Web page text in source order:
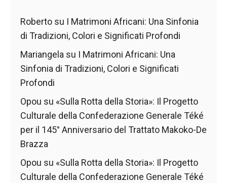
Roberto su I Matrimoni Africani: Una Sinfonia
di Tradizioni, Colori e Significati Profondi
Mariangela su I Matrimoni Africani: Una
Sinfonia di Tradizioni, Colori e Significati
Profondi
Opou su «Sulla Rotta della Storia»: Il Progetto
Culturale della Confederazione Generale Téké
per il 145° Anniversario del Trattato Makoko-De
Brazza
Opou su «Sulla Rotta della Storia»: Il Progetto
Culturale della Confederazione Generale Téké
personalizzati.